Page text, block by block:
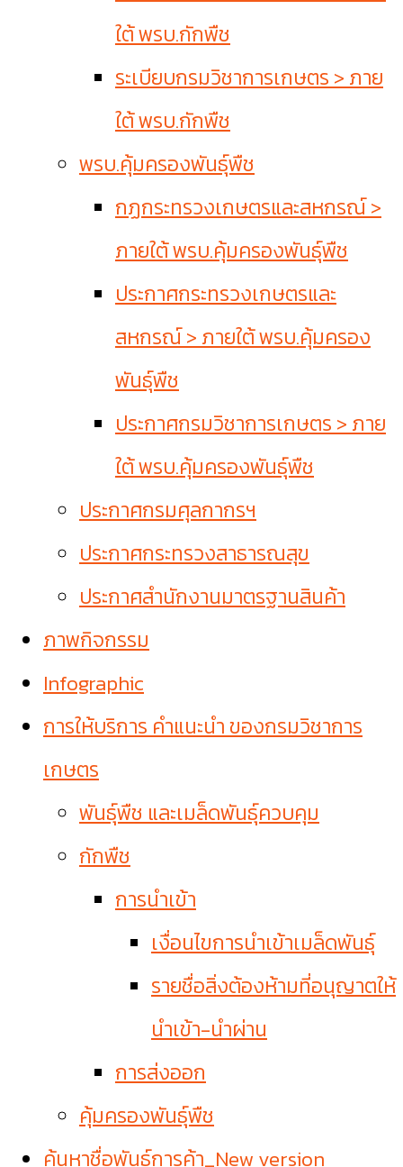
ใต้ พรบ.กักพืช
ระเบียบกรมวิชาการเกษตร > ภาย
ใต้ พรบ.กักพืช
พรบ.คุ้มครองพันธุ์พืช
กฏกระทรวงเกษตรและสหกรณ์ >
ภายใต้ พรบ.คุ้มครองพันธุ์พืช
ประกาศกระทรวงเกษตรและ
สหกรณ์ > ภายใต้ พรบ.คุ้มครอง
พันธุ์พืช
ประกาศกรมวิชาการเกษตร > ภาย
ใต้ พรบ.คุ้มครองพันธุ์พืช
ประกาศกรมศุลกากรฯ
ประกาศกระทรวงสาธารณสุข
ประกาศสำนักงานมาตรฐานสินค้า
ภาพกิจกรรม
Infographic
การให้บริการ คำแนะนำ ของกรมวิชาการ
เกษตร
พันธุ์พืช และเมล็ดพันธุ์ควบคุม
กักพืช
การนำเข้า
เงื่อนไขการนำเข้าเมล็ดพันธุ์
รายชื่อสิ่งต้องห้ามที่อนุญาตให้
นำเข้า-นำผ่าน
การส่งออก
คุ้มครองพันธุ์พืช
ค้นหาชื่อพันธุ์การค้า_New version